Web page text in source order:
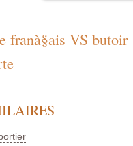
franà§ais VS butoir